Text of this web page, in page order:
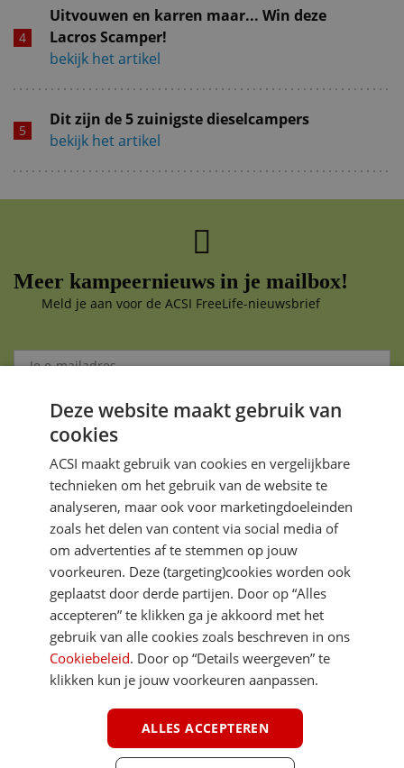
Uitvouwen en karren maar... Win deze
Lacros Scamper!
bekijk het artikel
Dit zijn de 5 zuinigste dieselcampers
bekijk het artikel
Meer kampeernieuws in je mailbox!
Meld je aan voor de ACSI FreeLife-nieuwsbrief
Aanmelden
Je gegevens zijn veilig en worden niet gedeeld met anderen
DIRECT NAAR
MEER ACSI FREELIFE
Deze website maakt gebruik van
cookies
ACSI maakt gebruik van cookies en vergelijkbare
technieken om het gebruik van de website te
analyseren, maar ook voor marketingdoeleinden
zoals het delen van content via social media of
om advertenties af te stemmen op jouw
voorkeuren. Deze (targeting)cookies worden ook
geplaatst door derde partijen. Door op “Alles
accepteren” te klikken ga je akkoord met het
gebruik van alle cookies zoals beschreven in ons
Cookiebeleid. Door op “Details weergeven” te
klikken kun je jouw voorkeuren aanpassen.
ALLES ACCEPTEREN